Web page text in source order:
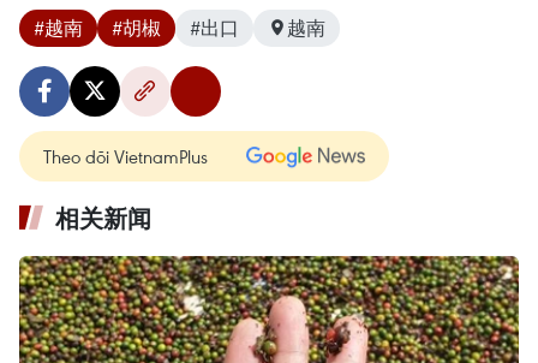
#越南 #胡椒 #出口 越南
Theo dõi VietnamPlus
相关新闻